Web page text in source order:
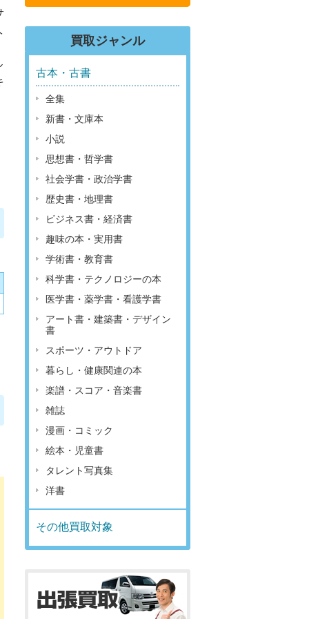
買取ジャンル
古本・古書
全集
新書・文庫本
小説
思想書・哲学書
社会学書・政治学書
歴史書・地理書
ビジネス書・経済書
趣味の本・実用書
学術書・教育書
科学書・テクノロジーの本
医学書・薬学書・看護学書
アート書・建築書・デザイン
書
スポーツ・アウトドア
暮らし・健康関連の本
楽譜・スコア・音楽書
雑誌
漫画・コミック
絵本・児童書
タレント写真集
洋書
その他買取対象